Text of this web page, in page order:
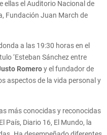
ellas el Auditorio Nacional de
Fundación Juan March de
a las 19:30 horas en el
‘Esteban Sánchez entre
Romeroy el fundador de
aspectos de la vida personal y
más conocidas y reconocidas
País, Diario 16, El Mundo, la